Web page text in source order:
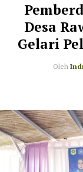
Desa
Gelari
Oleh